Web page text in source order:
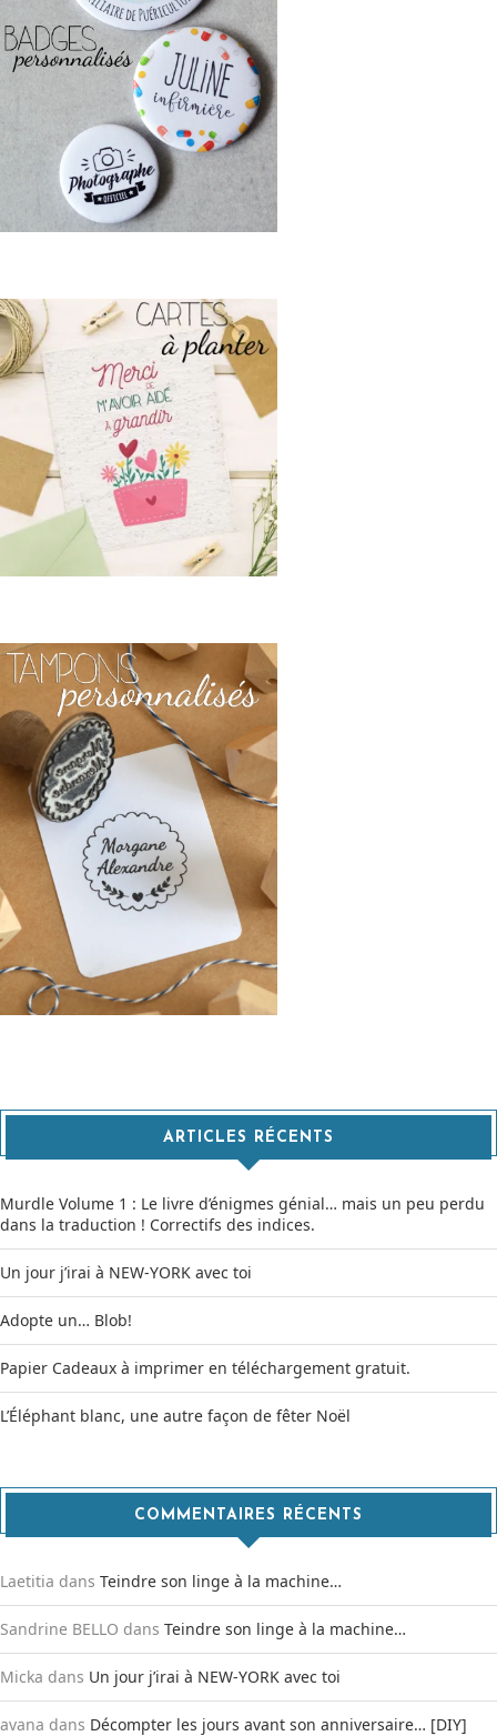
ARTICLES RÉCENTS
Murdle Volume 1 : Le livre d’énigmes génial… mais un peu perdu
dans la traduction ! Correctifs des indices.
Un jour j’irai à NEW-YORK avec toi
Adopte un… Blob!
Papier Cadeaux à imprimer en téléchargement gratuit.
L’Éléphant blanc, une autre façon de fêter Noël
COMMENTAIRES RÉCENTS
Laetitia dans Teindre son linge à la machine…
Sandrine BELLO dans Teindre son linge à la machine…
Micka dans Un jour j’irai à NEW-YORK avec toi
avana dans Décompter les jours avant son anniversaire… [DIY]